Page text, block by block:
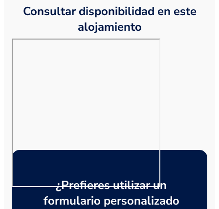
Consultar disponibilidad en este
alojamiento
¿Prefieres utilizar un
formulario personalizado